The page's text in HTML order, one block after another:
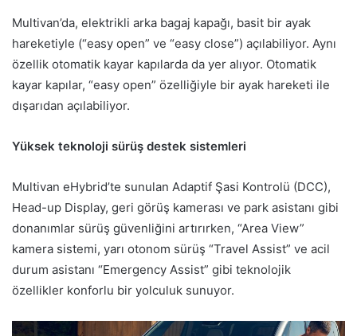
Multivan’da, elektrikli arka bagaj kapağı, basit bir ayak
hareketiyle (“easy open” ve “easy close”) açılabiliyor. Aynı
özellik otomatik kayar kapılarda da yer alıyor. Otomatik
kayar kapılar, “easy open” özelliğiyle bir ayak hareketi ile
dışarıdan açılabiliyor.
Yüksek teknoloji sürüş destek sistemleri
Multivan eHybrid’te sunulan Adaptif Şasi Kontrolü (DCC),
Head-up Display, geri görüş kamerası ve park asistanı gibi
donanımlar sürüş güvenliğini artırırken, “Area View”
kamera sistemi, yarı otonom sürüş “Travel Assist” ve acil
durum asistanı “Emergency Assist” gibi teknolojik
özellikler konforlu bir yolculuk sunuyor.